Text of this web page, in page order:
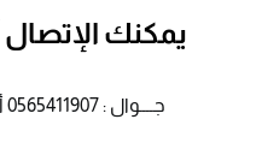
يمكنك الإتصال
جــــوال : 0565411907 أو واتساب : 0565411907